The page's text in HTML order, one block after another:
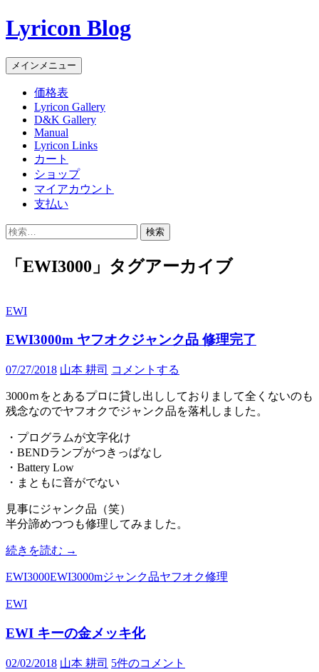
Lyricon Blog
検
索
メインメニュー コ
ン
ツ
ス
ッ
プ
価格表
Lyricon Gallery
D&K Gallery
Manual
Lyricon Links
カート
ショップ
マイアカウント
支払い
検
「EWI3000」タグアーカイブ
EWI
EWI3000m ヤフオクジャンク品 修理完了
07/27/2018 山本 耕司 コメントする
3000ｍをとあるプロに貸し出ししておりまして全くないのも
残念なのでヤフオクでジャンク品を落札しました。
・プログラムが文字化け
・BENDランプがつきっぱなし
・Battery Low
・まともに音がでない
見事にジャンク品（笑）
半分諦めつつも修理してみました。
続きを読む
EWI3000m
フ
ャ
ク
→
EWI3000EWI3000mジャンク品ヤフオク修理
EWI
EWI キーの金メッキ化
02/02/2018 山本 耕司 5件のコメント